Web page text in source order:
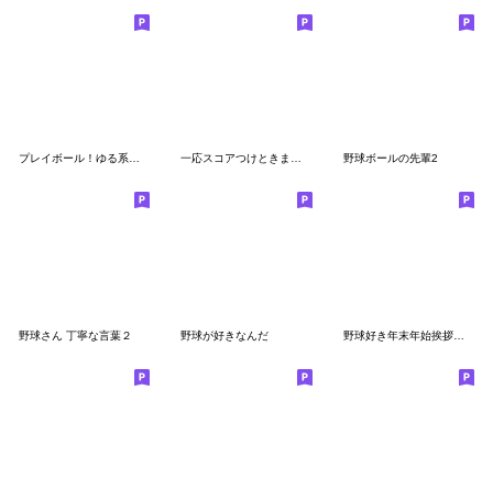
野球ボールの先輩2
野球さん 丁寧な言葉２ 野球が好きなんだ 野球好き年末年始挨拶スタンプ（修正版）